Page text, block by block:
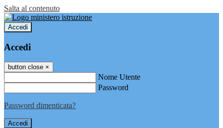
Salta al contenuto
Accedi
Accedi
button close ×
Nome Utente
Password
Password dimenticata?